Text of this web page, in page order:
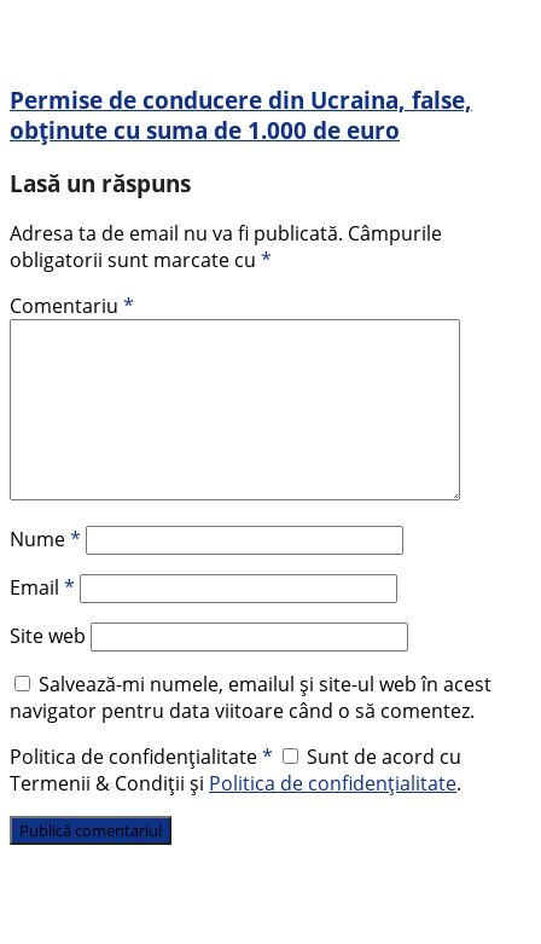
Permise de conducere din Ucraina, false,
obținute cu suma de 1.000 de euro
Lasă un răspuns
Adresa ta de email nu va fi publicată. Câmpurile
obligatorii sunt marcate cu *
Comentariu *
Nume*
Email *
Site web
Salvează-mi numele, emailul și site-ul web în acest
navigator pentru data viitoare când o să comentez.
Politica de confidențialitate*
Sunt de acord cu
Termenii & Condiții și Politica de confidențialitate.